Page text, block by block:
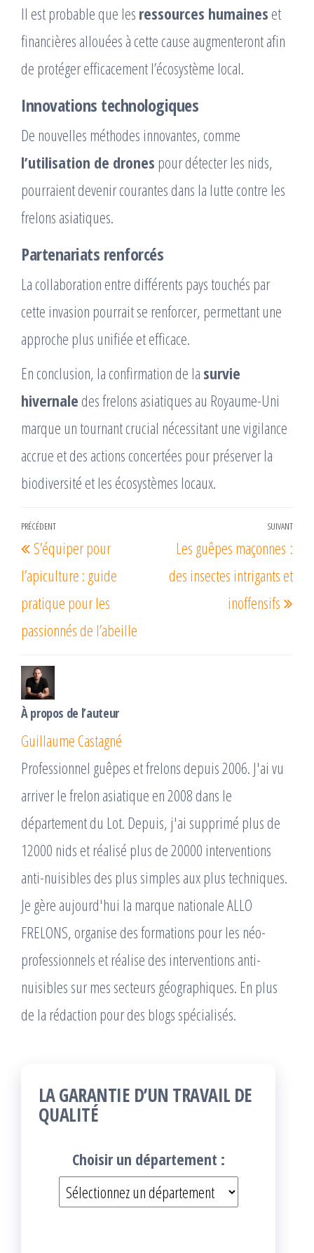
Il est probable que les ressources humaines et
financières allouées à cette cause augmenteront afin
de protéger efficacement l’écosystème local.
Innovations technologiques
De nouvelles méthodes innovantes, comme
l’utilisation de drones pour détecter les nids,
pourraient devenir courantes dans la lutte contre les
frelons asiatiques.
Partenariats renforcés
La collaboration entre différents pays touchés par
cette invasion pourrait se renforcer, permettant une
approche plus unifiée et efficace.
En conclusion, la confirmation de la survie
hivernale des frelons asiatiques au Royaume-Uni
marque un tournant crucial nécessitant une vigilance
accrue et des actions concertées pour préserver la
biodiversité et les écosystèmes locaux.
Navigation
de
l’article
Article
précédent
PRÉCÉDENT
S’équiper pour
l’apiculture : guide
pratique pour les
passionnés de l’abeille
SUIVANT
Les guêpes maçonnes :
des insectes intrigants et
inoffensifs
À propos de l’auteur
Guillaume Castagné
Professionnel guêpes et frelons depuis 2006. J'ai vu
arriver le frelon asiatique en 2008 dans le
département du Lot. Depuis, j'ai supprimé plus de
12000 nids et réalisé plus de 20000 interventions
anti-nuisibles des plus simples aux plus techniques.
Je gère aujourd'hui la marque nationale ALLO
FRELONS, organise des formations pour les néo-
professionnels et réalise des interventions anti-
nuisibles sur mes secteurs géographiques. En plus
de la rédaction pour des blogs spécialisés.
LA GARANTIE D’UN TRAVAIL DE
QUALITÉ
Choisir un département :